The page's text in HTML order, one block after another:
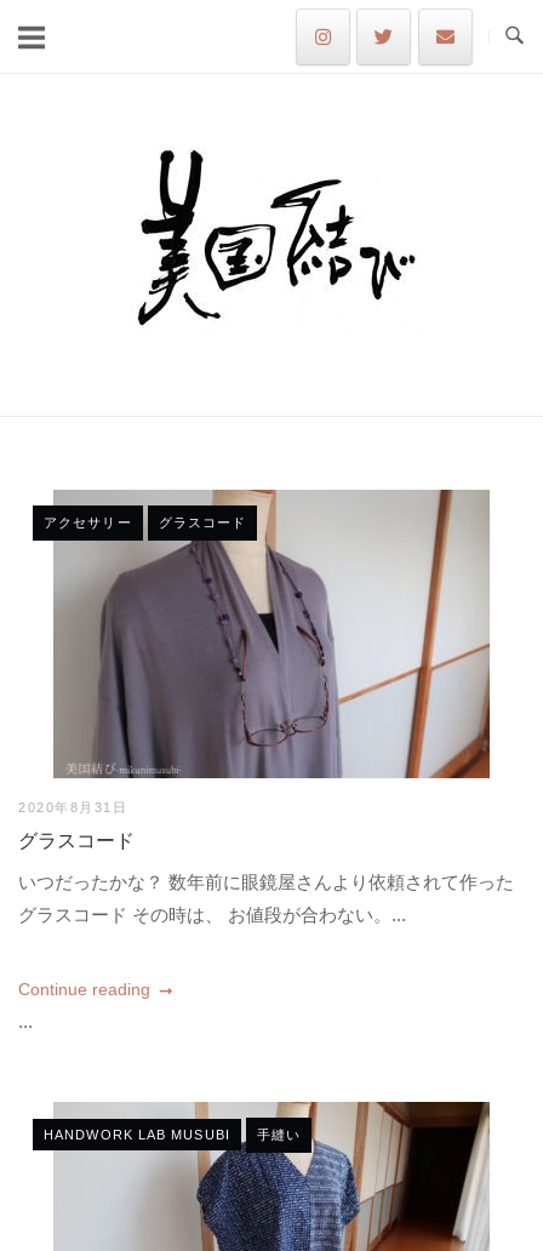
Home
アクセサリー グラスコード
2020年8月31日
グラスコード
いつだったかな？ 数年前に眼鏡屋さんより依頼されて作った
グラスコード その時は、 お値段が合わない。...
Continue reading
...
HANDWORK LAB MUSUBI 手縫い